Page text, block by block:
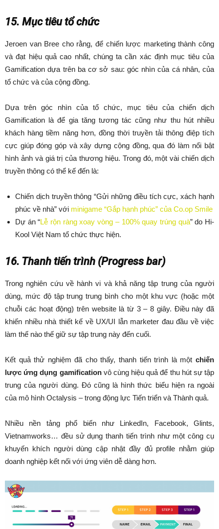
15. Mục tiêu tổ chức
Jeroen van Bree cho rằng, để chiến lược marketing thành công
và đạt hiệu quả cao nhất, chúng ta cần xác định mục tiêu của
Gamification dựa trên ba cơ sở sau: góc nhìn của cá nhân, của
tổ chức và của cộng đồng.
Dựa trên góc nhìn của tổ chức, mục tiêu của chiến dịch
Gamification là để gia tăng tương tác cũng như thu hút nhiều
khách hàng tiềm năng hơn, đồng thời truyền tải thông điệp tích
cực giúp đóng góp và xây dựng cộng đồng, qua đó làm nổi bật
hình ảnh và giá trị của thương hiệu. Trong đó, một vài chiến dịch
truyền thông có thể kế đến là:
Chiến dịch truyền thông “Gửi những điều tích cực, xách hạnh
phúc về nhà” với minigame “Gắp hạnh phúc” của Co.op Smile
Dự án “Lễ rộn ràng xoay vòng – 100% quay trúng quà” do Hi-
Kool Việt Nam tổ chức thực hiện.
16. Thanh tiến trình (Progress bar)
Trong nghiên cứu về hành vi và khả năng tập trung của người
dùng, mức độ tập trung trung bình cho một khu vực (hoặc một
chuỗi các hoạt động) trên website là từ 3 – 8 giây. Điều này đã
khiến nhiều nhà thiết kế về UX/UI lẫn marketer đau đầu về việc
làm thế nào thế giữ sự tập trung này đến cuối.
Kết quả thử nghiệm đã cho thấy, thanh tiến trình là một chiến
lược ứng dụng gamification vô cùng hiệu quả để thu hút sự tập
trung của người dùng. Đó cũng là hình thức biểu hiện ra ngoài
của mô hình Octalysis – trong động lực Tiến triển và Thành quả.
Nhiều nền tảng phổ biến như LinkedIn, Facebook, Glints,
Vietnamworks… đều sử dụng thanh tiến trình như một công cụ
khuyến khích người dùng cập nhật đầy đủ profile nhằm giúp
doanh nghiệp kết nối với ứng viên dễ dàng hơn.